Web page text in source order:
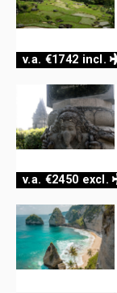
v.a. €1742 incl.
v.a. €2450 excl.